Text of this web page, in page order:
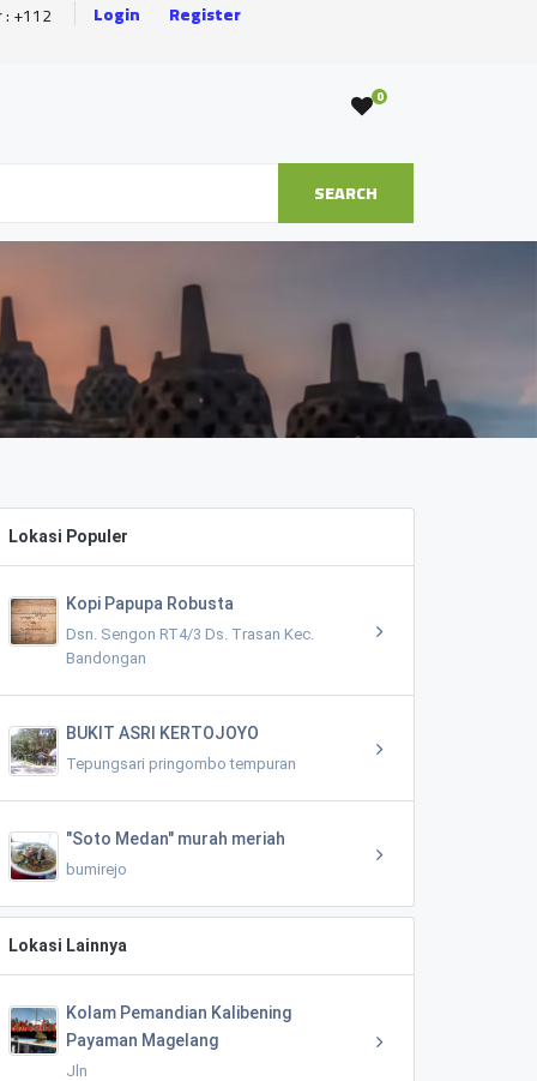
: +112 Login Register
0
SEARCH
Lokasi Populer
Kopi Papupa Robusta
Dsn. Sengon RT4/3 Ds. Trasan Kec.
Bandongan
BUKIT ASRI KERTOJOYO
Tepungsari pringombo tempuran
"Soto Medan" murah meriah
bumirejo
Lokasi Lainnya
Kolam Pemandian Kalibening
Payaman Magelang
Jln